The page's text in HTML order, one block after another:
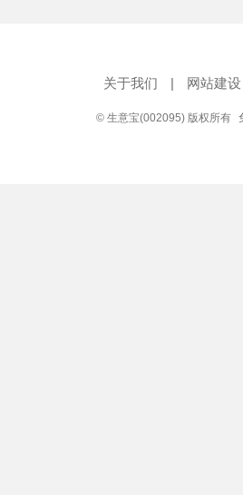
关于我们 | 网站建设
© 生意宝(002095) 版权所有